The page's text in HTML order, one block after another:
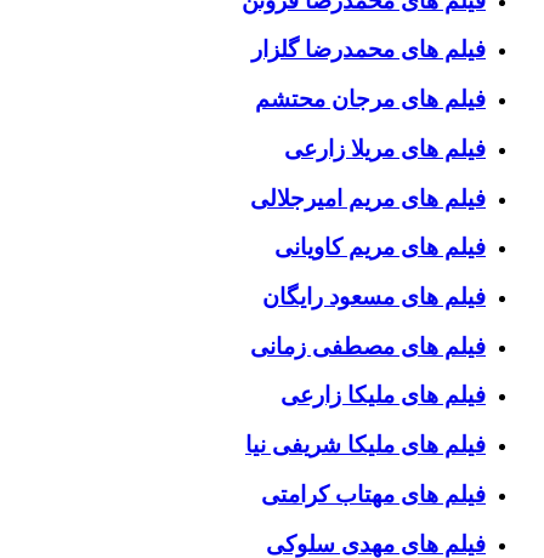
فیلم های محمدرضا گلزار
فیلم های مرجان محتشم
فیلم های مریلا زارعی
فیلم های مریم امیرجلالی
فیلم های مریم کاویانی
فیلم های مسعود رایگان
فیلم های مصطفی زمانی
فیلم های ملیکا زارعی
فیلم های ملیکا شریفی نیا
فیلم های مهتاب کرامتی
فیلم های مهدی سلوکی